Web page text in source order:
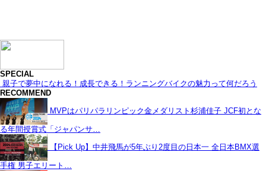
SPECIAL
親子で夢中になれる！成長できる！ランニングバイクの魅力って何だろう
RECOMMEND
MVPはパリパラリンピック金メダリスト杉浦佳子 JCF初とな
る年間授賞式「ジャパンサ…
【Pick Up】中井飛馬が5年ぶり2度目の日本一 全日本BMX選
手権 男子エリート…